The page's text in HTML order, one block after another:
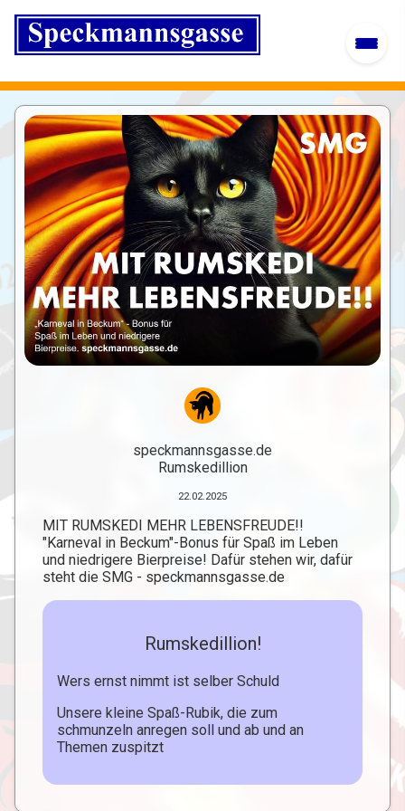
speckmannsgasse.de
Rumskedillion
22.02.2025
MIT RUMSKEDI MEHR LEBENSFREUDE!!
"Karneval in Beckum"-Bonus für Spaß im Leben
und niedrigere Bierpreise! Dafür stehen wir, dafür
steht die SMG - speckmannsgasse.de
Rumskedillion!
Wers ernst nimmt ist selber Schuld
Unsere kleine Spaß-Rubik, die zum
schmunzeln anregen soll und ab und an
Themen zuspitzt